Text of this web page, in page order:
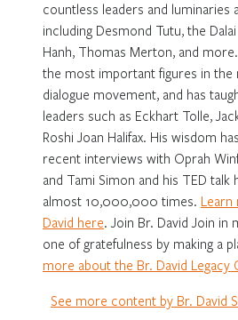
countless leaders and luminaries
including Desmond Tutu, the
Hanh, Thomas Merton, and
the most important figures in the
dialogue movement, and has
leaders such as Eckhart Tolle,
Roshi Joan Halifax. His wisdom
recent interviews with Oprah
and Tami Simon and his TED talk
almost 10,000,000 times.
David here. Join Br. David Join in
one of gratefulness by making a
more about the Br. David Legacy
See more content by Br. David